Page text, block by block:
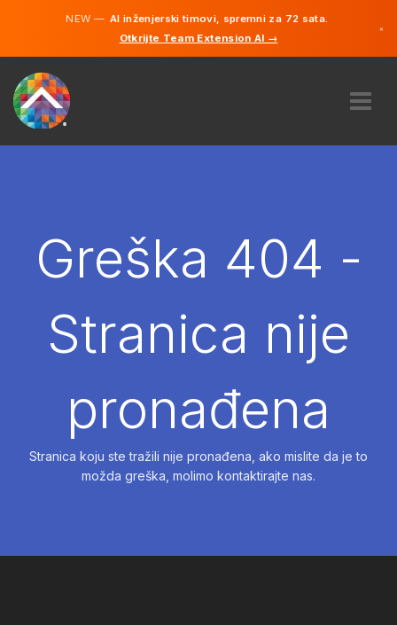
NEW —AI inženjerski timovi, spremni za 72 sata.
Otkrijte Team Extension AI →
×
NAJAMGreška 404 -
Stranica nije
pronađena
Stranica koju ste tražili nije pronađena, ako mislite da je to
možda greška, molimo kontaktirajte nas.